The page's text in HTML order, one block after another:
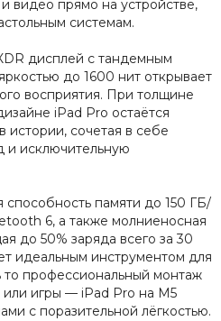
видео прямо на устройстве,
системам.
дисплей с тандемным
до 1600 нит открывает
восприятия. При толщине
iPad Pro остаётся
сочетая в себе
и исключительную
памяти до 150 ГБ/
6, а также молниеносная
до 50% заряда всего за 30
идеальным инструментом для
то профессиональный монтаж
игры — iPad Pro на M5
с поразительной лёгкостью.